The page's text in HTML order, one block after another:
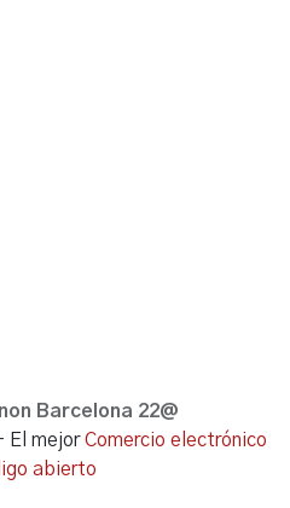
Barcelona 22@
mejorComercio electrónico
abierto